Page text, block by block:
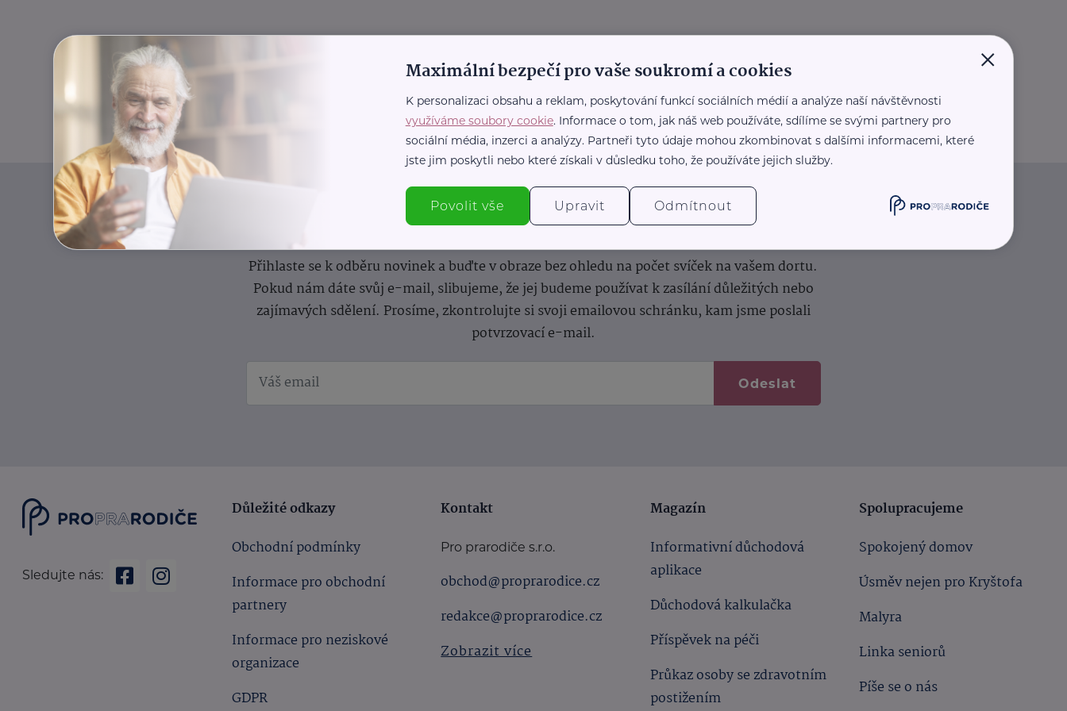
Informace(nejen)pro prarodiče
Přihlaste se k odběru novinek a buďte v obraze bez ohledu na počet svíček na vašem dortu.
Pokud nám dáte svůj e-mail, slibujeme, že jej budeme používat k zasílání důležitých nebo
zajímavých sdělení. Prosíme, zkontrolujte si svoji emailovou schránku, kam jsme poslali
potvrzovací e-mail.
Odeslat
Sledujte nás:
Důležité odkazy
Obchodní podmínky
Informace pro obchodní
partnery
Informace pro neziskové
organizace
GDPR
Kontakt
Pro prarodiče s.r.o.
obchod@proprarodice.cz
redakce@proprarodice.cz
Zobrazit více
Magazín
Informativní důchodová
aplikace
Důchodová kalkulačka
Příspěvek na péči
Průkaz osoby se zdravotním
postižením
Spolupracujeme
Spokojený domov
Úsměv nejen pro Kryštofa
Malyra
Linka seniorů
Píše se o nás
×
Maximální bezpečí pro vaše soukromí a cookies
K personalizaci obsahu a reklam, poskytování funkcí sociálních médií a analýze naší návštěvnosti
využíváme soubory cookie. Informace o tom, jak náš web používáte, sdílíme se svými partnery pro
sociální média, inzerci a analýzy. Partneři tyto údaje mohou zkombinovat s dalšími informacemi, které
jste jim poskytli nebo které získali v důsledku toho, že používáte jejich služby.
Povolit vše Upravit Odmítnout